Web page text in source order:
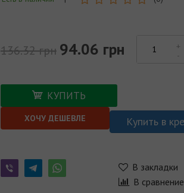
136.32 грн 94.06 грн
КУПИТЬ
ХОЧУ ДЕШЕВЛЕ Купить в
В закладки
В сравнение